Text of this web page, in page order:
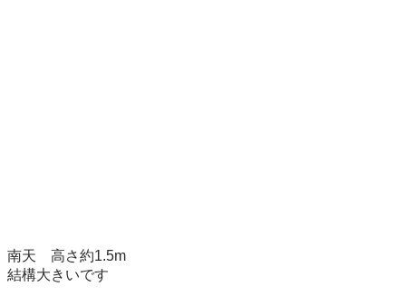
南天　高さ約1.5m
結構大きいです